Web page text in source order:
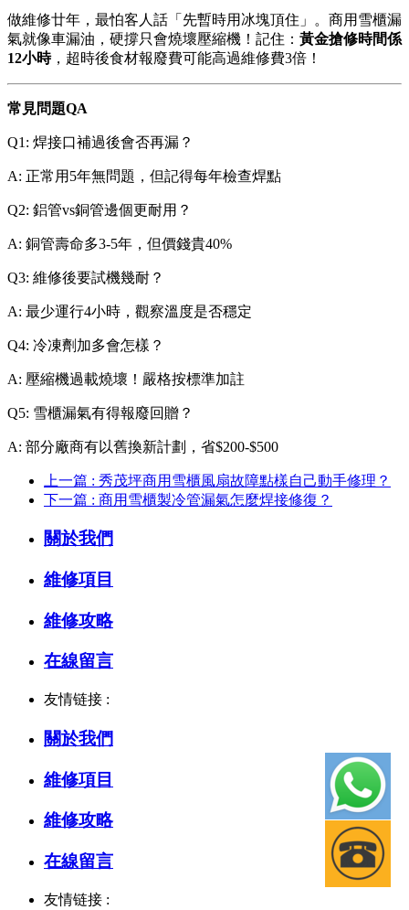
做維修廿年，最怕客人話「先暫時用冰塊頂住」。商用雪櫃漏
氣就像車漏油，硬撐只會燒壞壓縮機！記住： 黃金搶修時間係
12小時，超時後食材報廢費可能高過維修費3倍！
常見問題QA
Q1: 焊接口補過後會否再漏？
A: 正常用5年無問題，但記得每年檢查焊點
Q2: 鋁管vs銅管邊個更耐用？
A: 銅管壽命多3-5年，但價錢貴40%
Q3: 維修後要試機幾耐？
A: 最少運行4小時，觀察溫度是否穩定
Q4: 冷凍劑加多會怎樣？
A: 壓縮機過載燒壞！嚴格按標準加註
Q5: 雪櫃漏氣有得報廢回贈？
A: 部分廠商有以舊換新計劃，省$200-$500
上一篇 : 秀茂坪商用雪櫃風扇故障點樣自己動手修理？
下一篇 : 商用雪櫃製冷管漏氣怎麼焊接修復？
關於我們
維修項目
維修攻略
在線留言
友情链接 :
關於我們
維修項目
維修攻略
在線留言
友情链接 :